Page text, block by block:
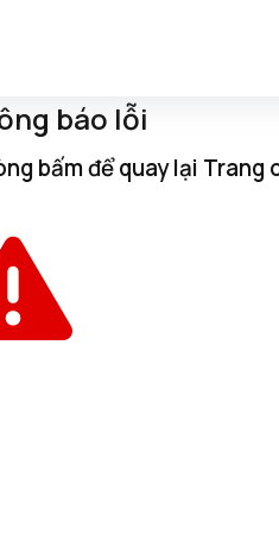
báo lỗi
bấmđể quay lại Trang